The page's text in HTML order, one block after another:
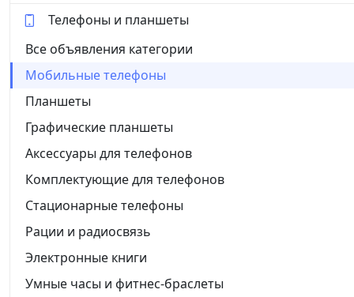
Телефоны и планшеты
Все объявления категории
Мобильные телефоны
Планшеты
Графические планшеты
Аксессуары для телефонов
Комплектующие для телефонов
Стационарные телефоны
Рации и радиосвязь
Электронные книги
Умные часы и фитнес-браслеты